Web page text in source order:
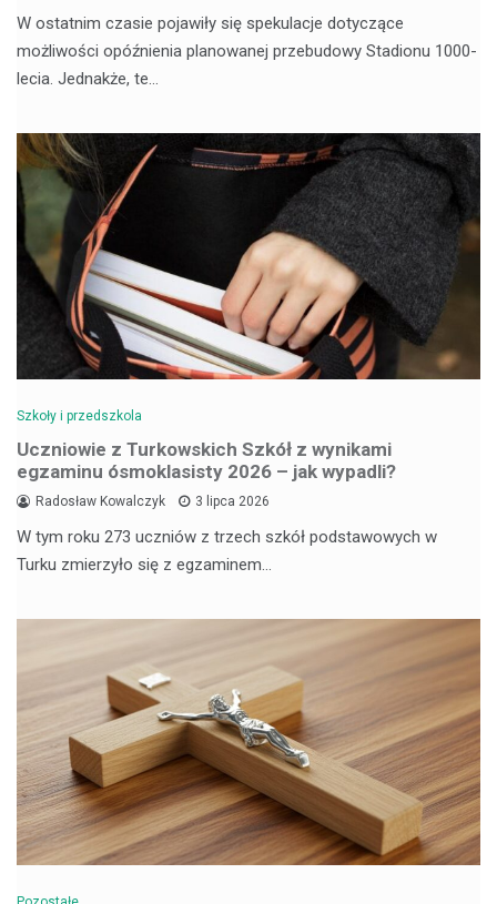
W ostatnim czasie pojawiły się spekulacje dotyczące
możliwości opóźnienia planowanej przebudowy Stadionu 1000-
lecia. Jednakże, te…
Szkoły i przedszkola
Uczniowie z Turkowskich Szkół z wynikami
egzaminu ósmoklasisty 2026 – jak wypadli?
Radosław Kowalczyk 3 lipca 2026
W tym roku 273 uczniów z trzech szkół podstawowych w
Turku zmierzyło się z egzaminem…